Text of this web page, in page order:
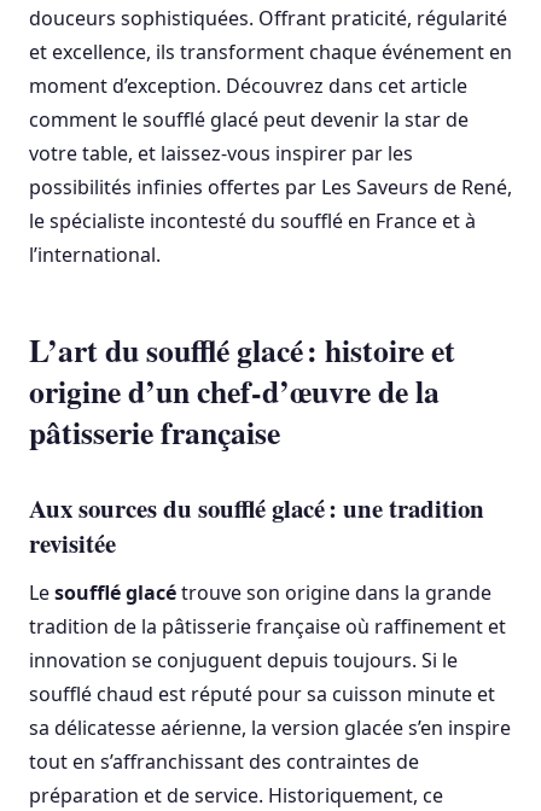
douceurs sophistiquées. Offrant praticité, régularité
et excellence, ils transforment chaque événement en
moment d’exception. Découvrez dans cet article
comment le soufflé glacé peut devenir la star de
votre table, et laissez-vous inspirer par les
possibilités infinies offertes par Les Saveurs de René,
le spécialiste incontesté du soufflé en France et à
l’international.
L’art du soufflé glacé : histoire et
origine d’un chef-d’œuvre de la
pâtisserie française
Aux sources du soufflé glacé : une tradition
revisitée
Lesoufflé glacétrouve son origine dans la grande
tradition de la pâtisserie française où raffinement et
innovation se conjuguent depuis toujours. Si le
soufflé chaud est réputé pour sa cuisson minute et
sa délicatesse aérienne, la version glacée s’en inspire
tout en s’affranchissant des contraintes de
préparation et de service. Historiquement, ce